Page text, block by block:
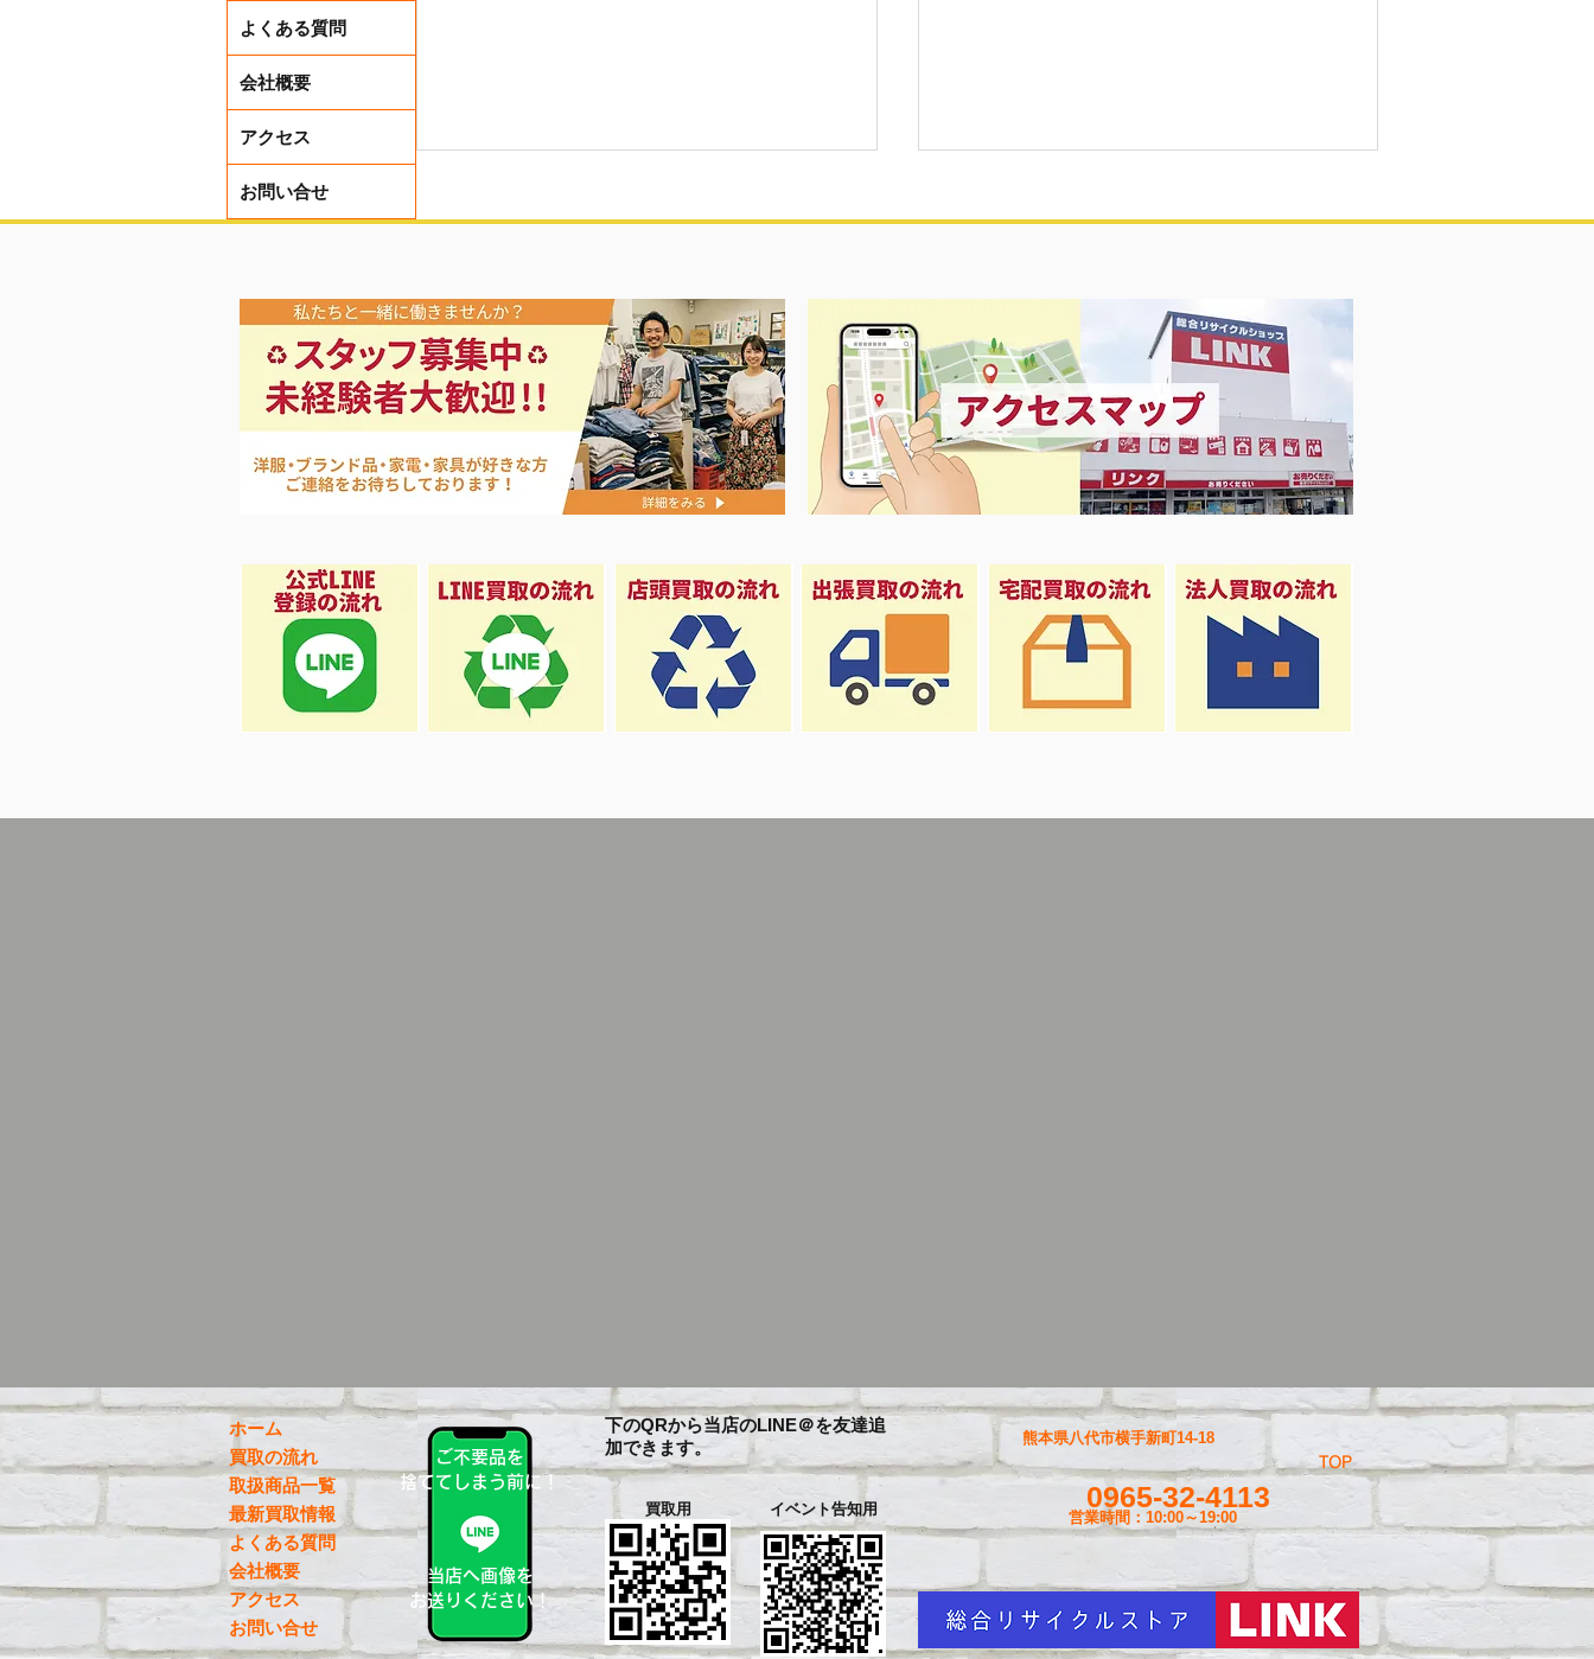
夏先取りセール＆エアコン祭り‼️ 夏に向けて冷凍庫！大量品揃え❗️
よくある質問
会社概要
アクセス
お問い合せ
ホーム
買取の流れ
取扱商品一覧
最新買取情報
よくある質問
会社概要
アクセス
お問い合せ
ご不要品を
捨ててしまう前に！
当店へ画像を
お送りください！
下のQRから当店のLINE＠を友達追
加できます。
買取用 イベント告知用
TOP
0965-32-4113
営業時間：10:00～19:00
熊本県八代市横手新町14-18